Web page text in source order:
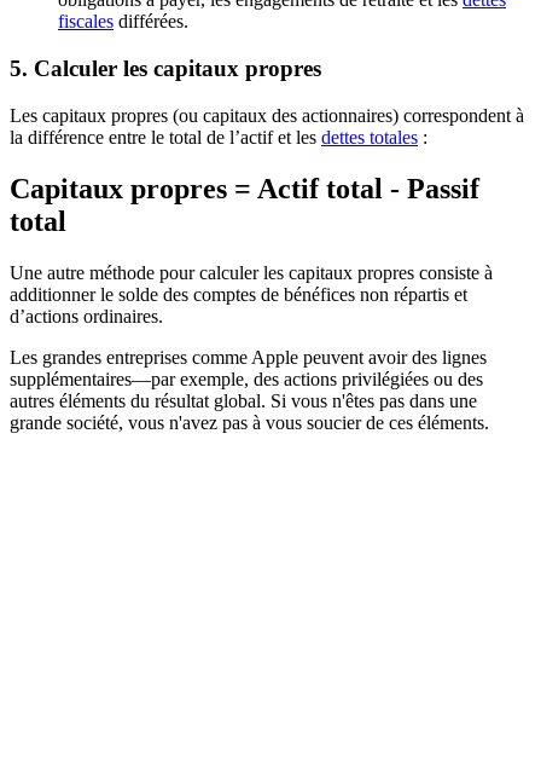
fiscales différées.
5. Calculer les capitaux propres
Les capitaux propres (ou capitaux des actionnaires) correspondent à
la différence entre le total de l’actif et les dettes totales :
Capitaux propres = Actif total - Passif
total
Une autre méthode pour calculer les capitaux propres consiste à
additionner le solde des comptes de bénéfices non répartis et
d’actions ordinaires.
Les grandes entreprises comme Apple peuvent avoir des lignes
supplémentaires—par exemple, des actions privilégiées ou des
autres éléments du résultat global. Si vous n'êtes pas dans une
grande société, vous n'avez pas à vous soucier de ces éléments.